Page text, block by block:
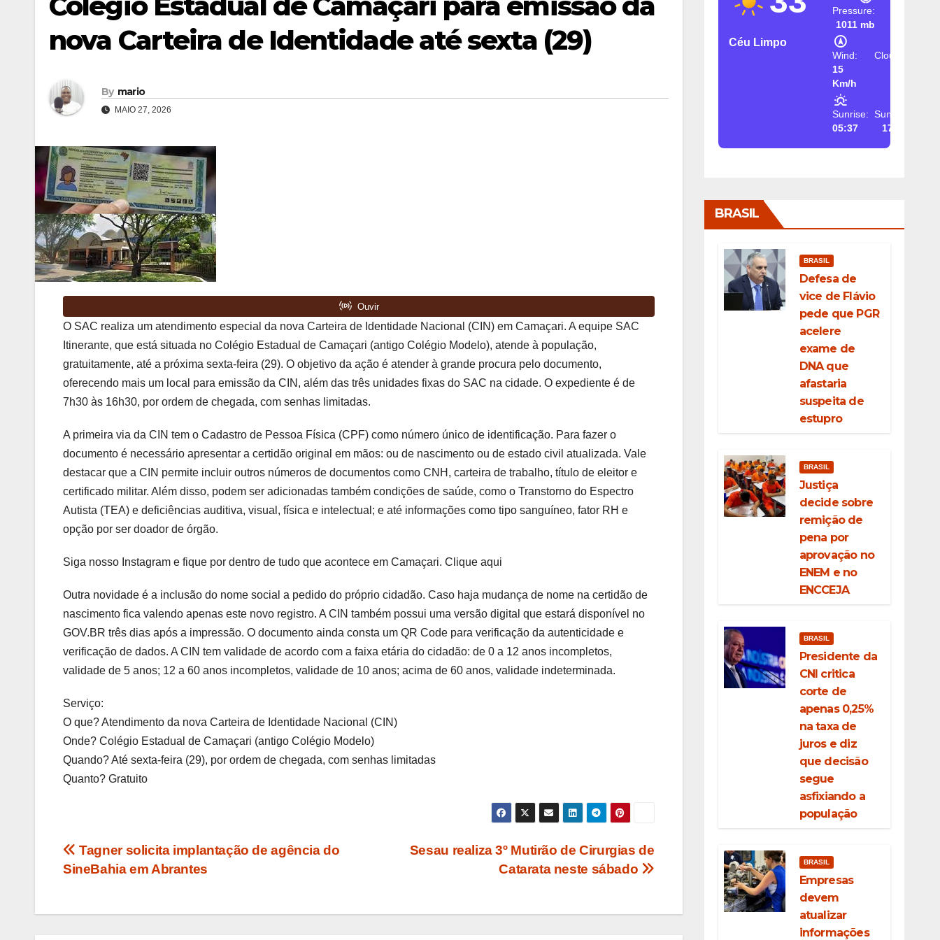
nova Carteira de Identidade até sexta (29)
By mario
MAIO 27, 2026
O SAC realiza um atendimento especial da nova Carteira de Identidade Nacional (CIN) em Camaçari. A equipe SAC
Itinerante, que está situada no Colégio Estadual de Camaçari (antigo Colégio Modelo), atende à população,
gratuitamente, até a próxima sexta-feira (29). O objetivo da ação é atender à grande procura pelo documento,
oferecendo mais um local para emissão da CIN, além das três unidades fixas do SAC na cidade. O expediente é de
7h30 às 16h30, por ordem de chegada, com senhas limitadas.
A primeira via da CIN tem o Cadastro de Pessoa Física (CPF) como número único de identificação. Para fazer o
documento é necessário apresentar a certidão original em mãos: ou de nascimento ou de estado civil atualizada. Vale
destacar que a CIN permite incluir outros números de documentos como CNH, carteira de trabalho, título de eleitor e
certificado militar. Além disso, podem ser adicionadas também condições de saúde, como o Transtorno do Espectro
Autista (TEA) e deficiências auditiva, visual, física e intelectual; e até informações como tipo sanguíneo, fator RH e
opção por ser doador de órgão.
Siga nosso Instagram e fique por dentro de tudo que acontece em Camaçari. Clique aqui
Outra novidade é a inclusão do nome social a pedido do próprio cidadão. Caso haja mudança de nome na certidão de
nascimento fica valendo apenas este novo registro. A CIN também possui uma versão digital que estará disponível no
GOV.BR três dias após a impressão. O documento ainda consta um QR Code para verificação da autenticidade e
verificação de dados. A CIN tem validade de acordo com a faixa etária do cidadão: de 0 a 12 anos incompletos,
validade de 5 anos; 12 a 60 anos incompletos, validade de 10 anos; acima de 60 anos, validade indeterminada.
Serviço:
O que? Atendimento da nova Carteira de Identidade Nacional (CIN)
Onde? Colégio Estadual de Camaçari (antigo Colégio Modelo)
Quando? Até sexta-feira (29), por ordem de chegada, com senhas limitadas
Quanto? Gratuito
Navegação
Post
Sesau realiza 3º Mutirão de Cirurgias de
Catarata neste sábado
Tagner solicita implantação de agência do
SineBahia em Abrantes
Céu Limpo
Pressure:
1011 mb
Wind:
15
Km/h
Clouds:
Sunrise:
05:37
Sunset:
17:26
BRASIL
BRASIL
Defesa de
vice de Flávio
pede que PGR
acelere
exame de
DNA que
afastaria
suspeita de
estupro
BRASIL
Justiça
decide sobre
remição de
pena por
aprovação no
ENEM e no
ENCCEJA
BRASIL
Presidente da
CNI critica
corte de
apenas 0,25%
na taxa de
juros e diz
que decisão
segue
asfixiando a
população
BRASIL
Empresas
devem
atualizar
informações